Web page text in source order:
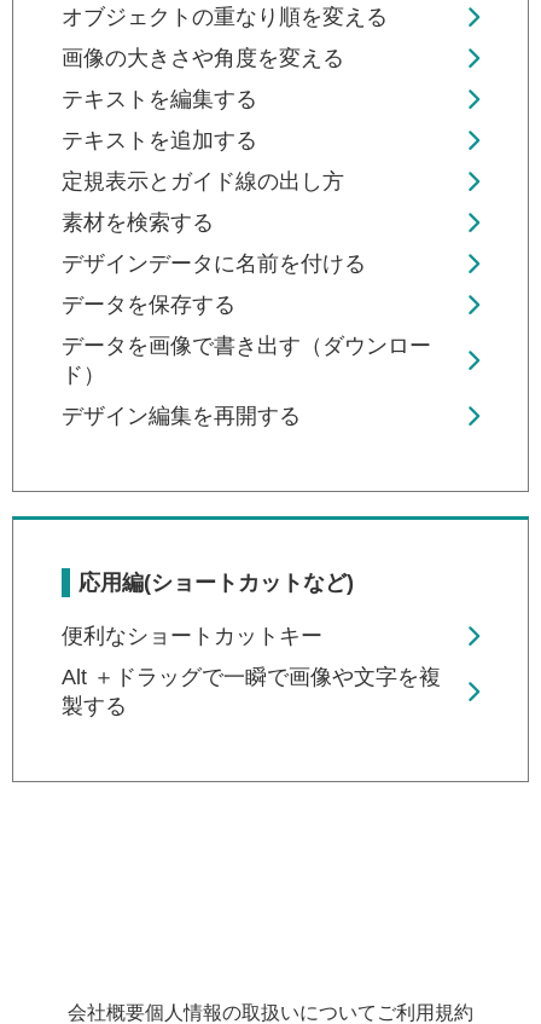
オブジェクトの重なり順を変える
画像の大きさや角度を変える
テキストを編集する
テキストを追加する
定規表示とガイド線の出し方
素材を検索する
デザインデータに名前を付ける
データを保存する
データを画像で書き出す（ダウンロー
ド）
デザイン編集を再開する
応用編(ショートカットなど)
便利なショートカットキー
Alt ＋ドラッグで一瞬で画像や文字を複
製する
会社概要個人情報の取扱いについて ご利用規約